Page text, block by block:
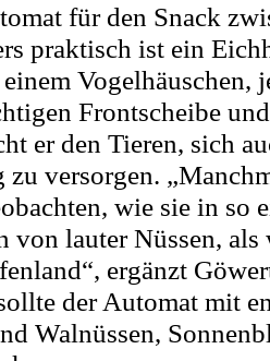
für den Snack
praktisch ist ein
Vogelhäuschen,
Frontscheibe
er den Tieren, sich
zu versorgen.
wie sie in so
von lauter Nüssen, als
ergänzt
der Automat mit
Walnüssen,